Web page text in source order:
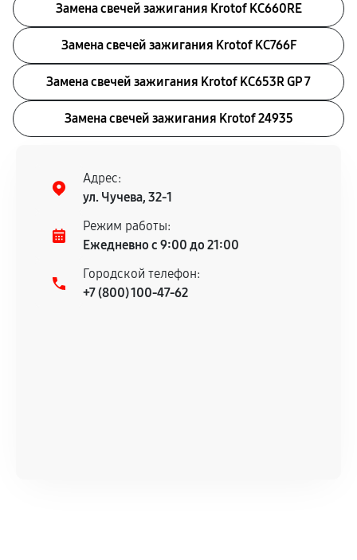
Замена свечей зажигания Krotof KC660RE
Замена свечей зажигания Krotof KC766F
Замена свечей зажигания Krotof KC653R GP 7
Замена свечей зажигания Krotof 24935
Адрес:
ул. Чучева, 32-1
Режим работы:
Ежедневно с 9:00 до 21:00
Городской телефон:
+7 (800) 100-47-62